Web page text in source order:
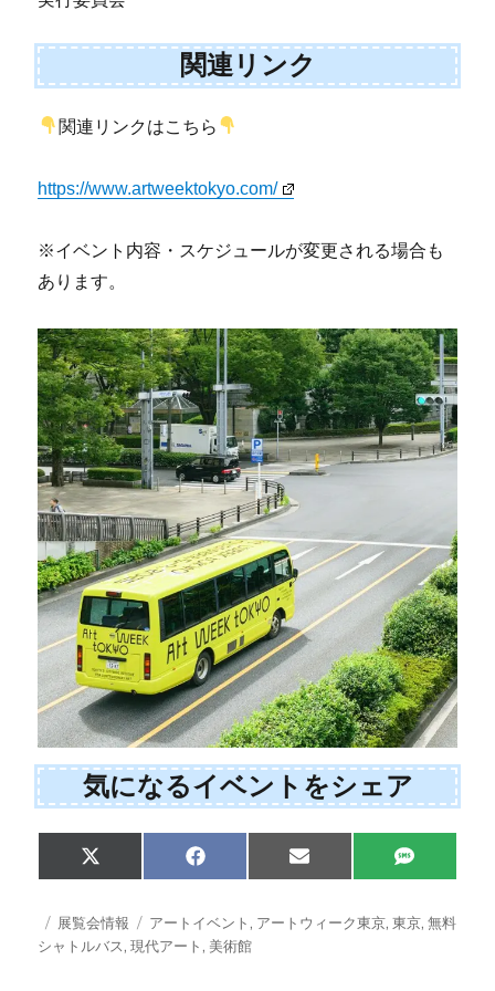
関連リンク
関連リンクはこちら
https://www.artweektokyo.com/
※イベント内容・スケジュールが変更される場合も
あります。
気になるイベントをシェア
Share
on
X
(
w
i
t
Share
on
F
a
e
b
o
Share
on
E
m
i
l
Share
on
S
M
投
稿
カ
テ
展覧会情報
タ
グ
アートイベント, アートウィーク東京,東京,無料
シャトルバス,現代アート, 美術館